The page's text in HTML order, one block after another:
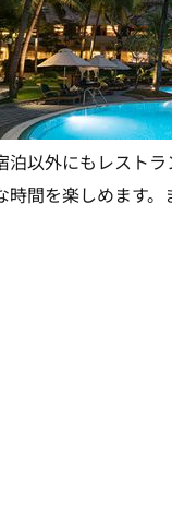
泊以外にもレスト
時間を楽しめます